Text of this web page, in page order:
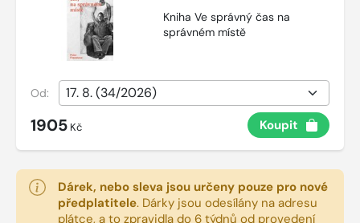
Kniha Ve správný čas na
správném místě
Od:
1905 Kč Koupit
Dárek, nebo sleva jsou určeny pouze pro nové
předplatitele. Dárky jsou odesílány na adresu
plátce, a to zpravidla do 6 týdnů od provedení